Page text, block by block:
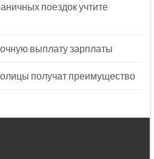
поездок учтите
выплату зарплаты
получат преимущество